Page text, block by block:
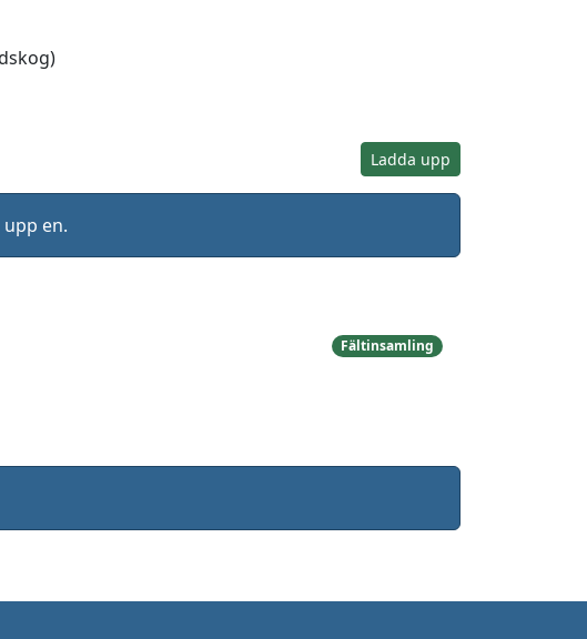
Ladda upp
en.
Fältinsamling